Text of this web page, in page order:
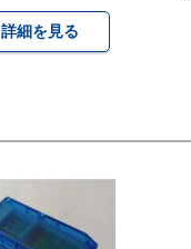
詳細を見る